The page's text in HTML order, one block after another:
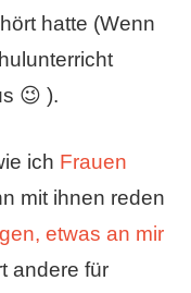
hatte (Wenn
😉 ).
ich Frauen
mit ihnen reden
etwas an mir
andere für